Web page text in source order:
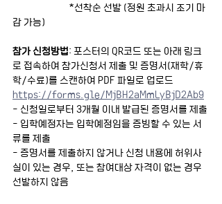
감 가능)
참가 신청방법: 포스터의 QR코드 또는 아래 링크
로 접속하여 참가신청서 제출 및 증명서(재학/휴
학/수료)를 스캔하여 PDF 파일로 업로드
https://forms.gle/MjBH2aMmLyBjD2Ab9
- 신청일로부터 3개월 이내 발급된 증명서를 제출
- 입학예정자는 입학예정임을 증빙할 수 있는 서
류를 제출
- 증명서를 제출하지 않거나 신청 내용에 허위사
실이 있는 경우, 또는 참여대상 자격이 없는 경우
선발하지 않음